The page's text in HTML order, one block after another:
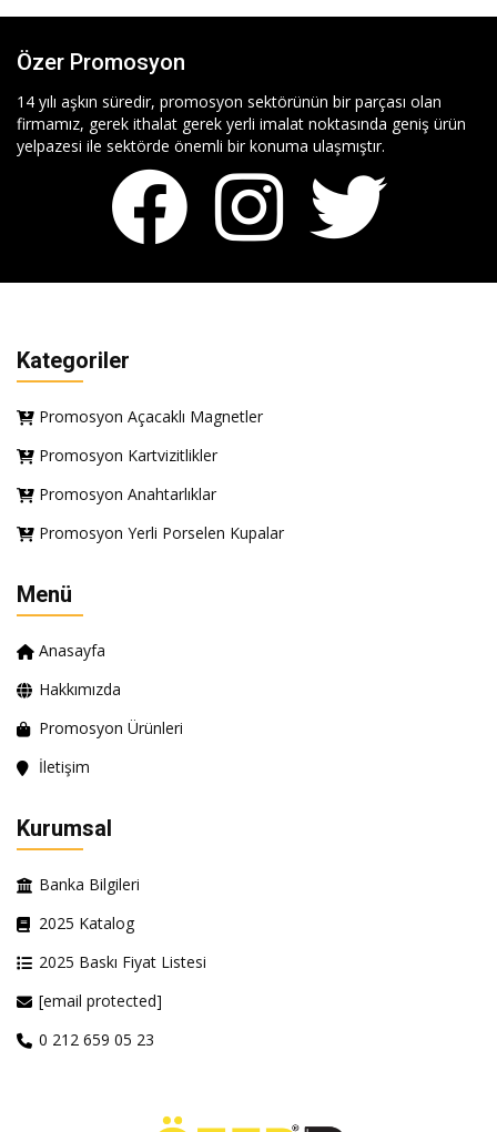
Özer Promosyon
14 yılı aşkın süredir, promosyon sektörünün bir parçası olan
firmamız, gerek ithalat gerek yerli imalat noktasında geniş ürün
yelpazesi ile sektörde önemli bir konuma ulaşmıştır.
Kategoriler
Promosyon Açacaklı Magnetler
Promosyon Kartvizitlikler
Promosyon Anahtarlıklar
Promosyon Yerli Porselen Kupalar
Menü
Anasayfa
Hakkımızda
Promosyon Ürünleri
İletişim
Kurumsal
Banka Bilgileri
2025 Katalog
2025 Baskı Fiyat Listesi
[email protected]
0 212 659 05 23